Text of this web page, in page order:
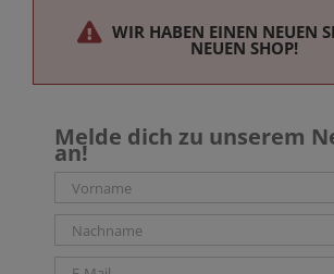
WIR HABEN EINEN NEUEN
NEUEN SHOP!
Melde dich zu unserem
an!